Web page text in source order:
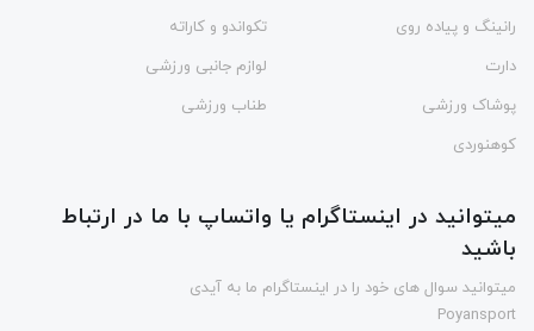
رانینگ و پیاده روی
تکواندو و کاراته
دارت
لوازم جانبی ورزشی
پوشاک ورزشی
طناب ورزشی
کوهنوردی
میتوانید در اینستاگرام یا واتساپ با ما در ارتباط
باشید
میتوانید سوال های خود را در اینستاگرام ما به آیدی
Poyansport